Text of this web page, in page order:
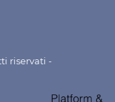
riservati -